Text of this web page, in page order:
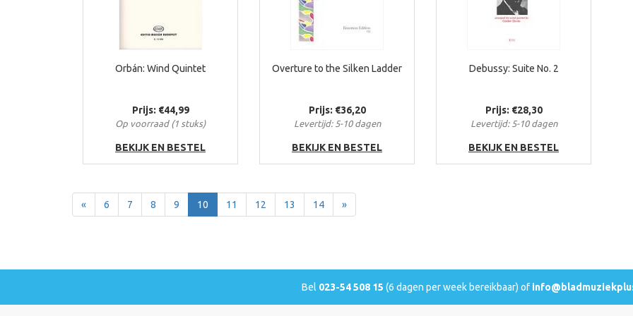
Orbán: Wind Quintet
Prijs: €44,99
Op voorraad (1 stuks)
BEKIJK EN BESTEL
Overture to the Silken Ladder
Prijs: €36,20
Levertijd: 5-10 dagen
BEKIJK EN BESTEL
Debussy: Suite No. 2
Prijs: €28,30
Levertijd: 5-10 dagen
BEKIJK EN BESTEL
«Terug
6 7 8 9 10 11 12 13 14 »Voor
Bel 023-54 508 15 (6 dagen per week bereikbaar) of